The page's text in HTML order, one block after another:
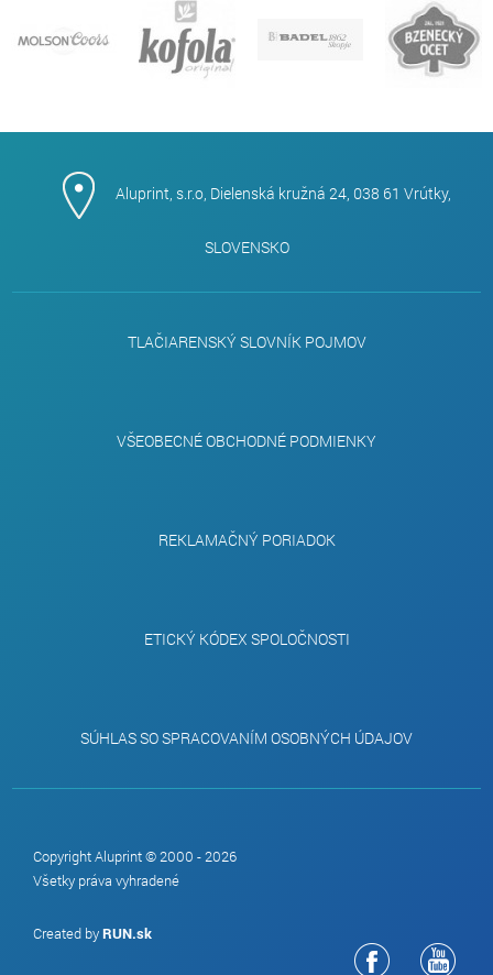
Aluprint, s.r.o, Dielenská kružná 24, 038 61 Vrútky,
SLOVENSKO
TLAČIARENSKÝ SLOVNÍK POJMOV
VŠEOBECNÉ OBCHODNÉ PODMIENKY
REKLAMAČNÝ PORIADOK
ETICKÝ KÓDEX SPOLOČNOSTI
SÚHLAS SO SPRACOVANÍM OSOBNÝCH ÚDAJOV
Copyright Aluprint © 2000 - 2026
Všetky práva vyhradené
Created byRUN.sk